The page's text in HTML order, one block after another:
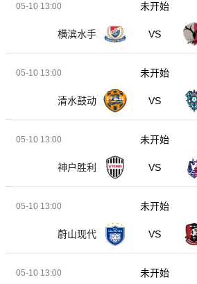
05-10 13:00
横滨水手 VS
未开始
05-10 13:00
清水鼓动 VS
未开始
05-10 13:00
神户胜利 VS
未开始
05-10 13:00
蔚山现代 VS
未开始
05-10 13:00 未开始